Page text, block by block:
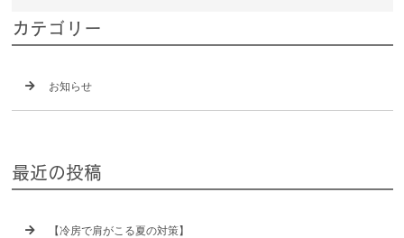
カテゴリー
お知らせ
最近の投稿
【冷房で肩がこる夏の対策】